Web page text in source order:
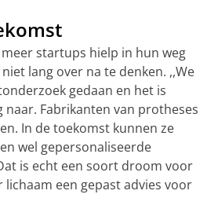
meer startups hielp in hun weg
lang over na te denken. ,,We
gedaan en het is
naar. Fabrikanten van protheses
In de toekomst kunnen ze
wel gepersonaliseerde
is echt een soort droom voor
lichaam een gepast advies voor